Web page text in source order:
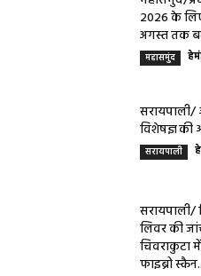
2026 के
अगस्त तक
महासमुंद
विशेषज्ञ
सरायपाली
सरायपाली/
लिवर की
चिवराकुटा
फाइब्रो